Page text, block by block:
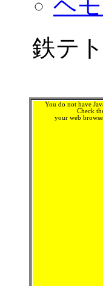
鉄テ
You do not have
Check
your web